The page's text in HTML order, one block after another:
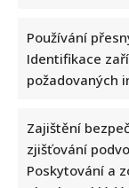
Používání
Identifikace
požadovaných
Zajištění
zjišťování
Poskytování a